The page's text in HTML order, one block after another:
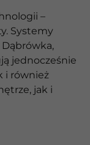
–
Systemy
jednocześnie
i również
jak i